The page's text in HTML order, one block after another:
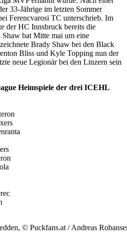
33-Jährige im letzten Sommer
Ferencvarosi TC unterschrieb. Im
der HC Innsbruck bereits die
bat Mitte mai um eine
Brady Shaw bei den Black
Bliss und Kyle Topping nun der
neue Legionär bei den Linzern sein
Heimspiele der drei ICEHL
© Puckfans.at / Andreas